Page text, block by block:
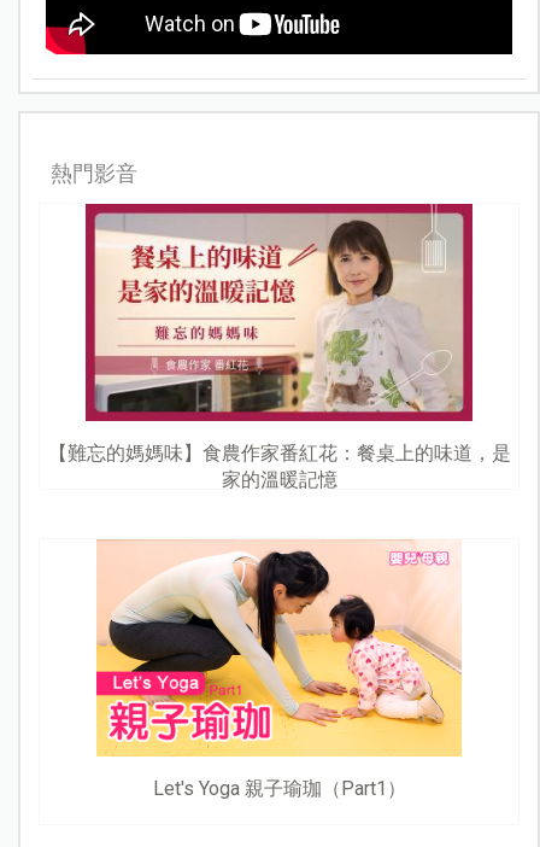
熱門影音
【難忘的媽媽味】食農作家番紅花：餐桌上的味道，是
家的溫暖記憶
Let's Yoga 親子瑜珈（Part1）